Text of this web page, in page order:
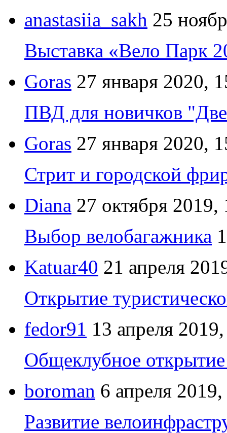
anastasiia_sakh 25
Выставка «Вело Парк
Goras 27 января 2020,
ПВД для новичков
Goras 27 января 2020,
Стрит и городской
Diana 27 октября 2019,
Выбор велобагажника
Katuar40 21 апреля
Открытие
fedor91 13 апреля
Общеклубное открытие
boroman 6 апреля
Развитие